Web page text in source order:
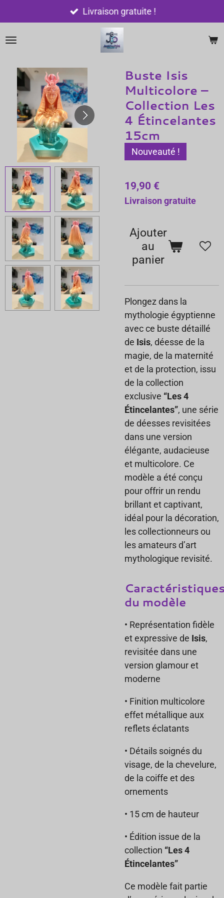
au
contenu
Livraison gratuite !
Buste Isis
Multicolore –
Collection Les
4 Étincelantes
15cm
Nouveauté !
19,90 €
Livraison gratuite
Ajouter
au
panier
Plongez dans la
mythologie égyptienne
avec ce buste détaillé
de Isis, déesse de la
magie, de la maternité
et de la protection, issu
de la collection
exclusive “Les 4
Étincelantes”, une série
de déesses revisitées
dans une version
élégante, audacieuse
et multicolore. Ce
modèle a été conçu
pour offrir un rendu
brillant et captivant,
idéal pour la décoration,
les collectionneurs ou
les amateurs d’art
mythologique revisité.
du modèle
• Représentation fidèle
et expressive de Isis,
revisitée dans une
version glamour et
moderne
• Finition multicolore
effet métallique aux
reflets éclatants
• Détails soignés du
visage, de la chevelure,
de la coiffe et des
ornements
• 15 cm de hauteur
• Édition issue de la
collection “Les 4
Étincelantes”
Ce modèle fait partie